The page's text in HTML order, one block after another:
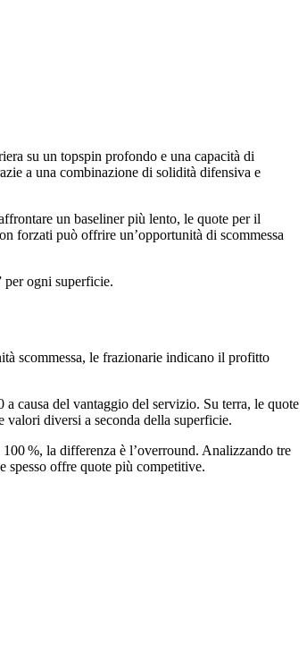
su un topspin profondo e una capacità di
a una combinazione di solidità difensiva e
un baseliner più lento, le quote per il
forzati può offrire un’opportunità di scommessa
per ogni superficie.
scommessa, le frazionarie indicano il profitto
causa del vantaggio del servizio. Su terra, le quote
valori diversi a seconda della superficie.
%, la differenza è l’overround. Analizzando tre
spesso offre quote più competitive.